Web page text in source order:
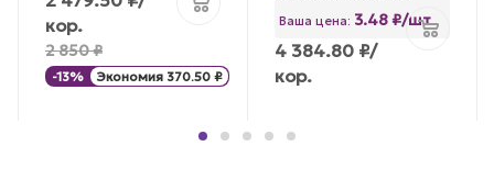
кор.
2 850₽
-13% Экономия 370.50 ₽
Ваша цена: 3.48 ₽/шт
4 384.80 ₽/
кор.